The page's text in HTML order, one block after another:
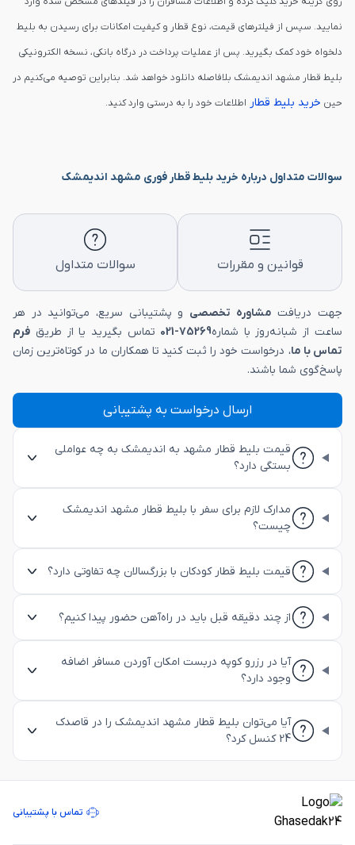
نمایید. سپس از فیلترهای قیمت، نوع قطار و کیفیت امکانات برای رسیدن به بلیط
دلخواه خود کمک بگیرید. پس از عملیات پرداخت در درگاه بانکی، نسخه الکترونیکی
بلیط قطار مشهد اندیمشک بلافاصله دانلود خواهد شد. بنابراین توصیه می‌کنیم در
حین خرید بلیط قطار اطلاعات خود را به درستی وارد کنید.
سوالات متداول درباره خرید بلیط قطار فوری مشهد اندیمشک
قوانین و مقررات سوالات متداول
جهت دریافت مشاوره تخصصی و پشتیبانی سریع، می‌توانید در هر
ساعت از شبانه‌روز با شماره75269-021 تماس بگیرید یا از طریق فرم
تماس با ما، درخواست خود را ثبت کنید تا همکاران ما در کوتاه‌ترین زمان
پاسخ‌گوی شما باشند.
ارسال درخواست به پشتیبانی
قیمت بلیط قطار مشهد به اندیمشک به چه عواملی
بستگی دارد؟
مدارک لازم برای سفر با بلیط قطار مشهد اندیمشک
چیست؟
قیمت بلیط قطار کودکان با بزرگسالان چه تفاوتی دارد؟
از چند دقیقه قبل باید در راه‌آهن حضور پیدا کنیم؟
آیا در رزرو کوپه دربست امکان آوردن مسافر اضافه
وجود دارد؟
آیا می‌توان بلیط قطار مشهد اندیمشک را در قاصدک
24 کنسل کرد؟
تماس با پشتیبانی